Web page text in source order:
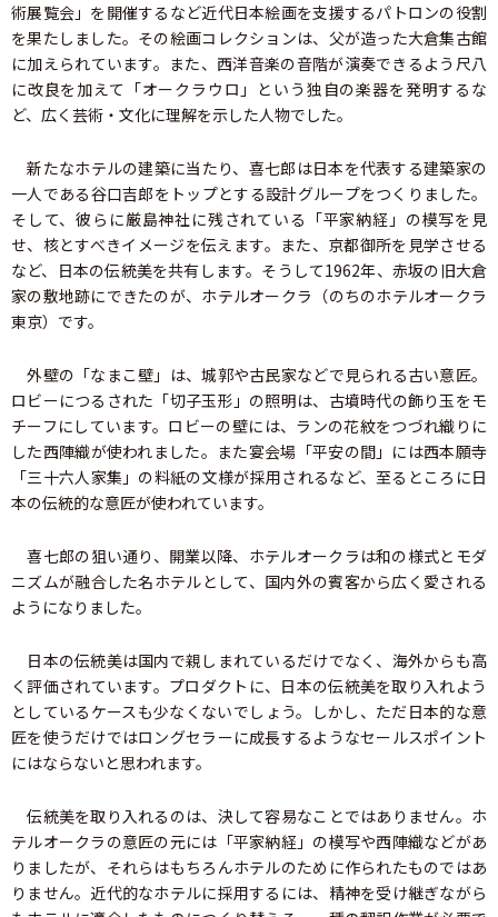
術展覧会」を開催するなど近代日本絵画を支援するパトロンの役割
を果たしました。その絵画コレクションは、父が造った大倉集古館
に加えられています。また、西洋音楽の音階が演奏できるよう尺八
に改良を加えて「オークラウロ」という独自の楽器を発明するな
ど、広く芸術・文化に理解を示した人物でした。
新たなホテルの建築に当たり、喜七郎は日本を代表する建築家の
一人である谷口吉郎をトップとする設計グループをつくりました。
そして、彼らに厳島神社に残されている「平家納経」の模写を見
せ、核とすべきイメージを伝えます。また、京都御所を見学させる
など、日本の伝統美を共有します。そうして1962年、赤坂の旧大倉
家の敷地跡にできたのが、ホテルオークラ（のちのホテルオークラ
東京）です。
外壁の「なまこ壁」は、城郭や古民家などで見られる古い意匠。
ロビーにつるされた「切子玉形」の照明は、古墳時代の飾り玉をモ
チーフにしています。ロビーの壁には、ランの花紋をつづれ織りに
した西陣織が使われました。また宴会場「平安の間」には西本願寺
「三十六人家集」の料紙の文様が採用されるなど、至るところに日
本の伝統的な意匠が使われています。
喜七郎の狙い通り、開業以降、ホテルオークラは和の様式とモダ
ニズムが融合した名ホテルとして、国内外の賓客から広く愛される
ようになりました。
日本の伝統美は国内で親しまれているだけでなく、海外からも高
く評価されています。プロダクトに、日本の伝統美を取り入れよう
としているケースも少なくないでしょう。しかし、ただ日本的な意
匠を使うだけではロングセラーに成長するようなセールスポイント
にはならないと思われます。
伝統美を取り入れるのは、決して容易なことではありません。ホ
テルオークラの意匠の元には「平家納経」の模写や西陣織などがあ
りましたが、それらはもちろんホテルのために作られたものではあ
りません。近代的なホテルに採用するには、精神を受け継ぎながら